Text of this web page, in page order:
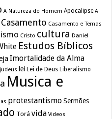
A Natureza do Homem Apocalipse A
Casamento Casamento e Temas
Cristo cultura Daniel
Estudos Bíblicos
Imortalidade da Alma
judeus lei Lei de Deus Liberalismo
Musica e
protestantismo Sermões
Torá vida Videos